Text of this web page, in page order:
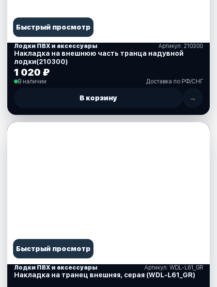
Быстрый просмотр
Лодки ПВХ и аксессуары Артикул: 210300
Накладка на внешнюю часть транца надувной
лодки(210300)
1 020 ₽
В наличии Доставка по РФ/СНГ
В корзину →
Быстрый просмотр
Лодки ПВХ и аксессуары Артикул: WDL-L61_GR
Накладка на транец внешняя, серая (WDL-L61_GR)